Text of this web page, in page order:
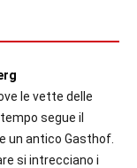
le vette delle
segue il
un antico Gasthof.
si intrecciano i